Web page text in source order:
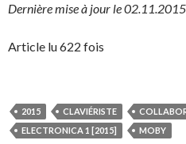
Dernière mise à jour le 02.11.2015
Article lu 622 fois
2015 CLAVIÉRISTE
ELECTRONICA 1 [2015]
MOBY